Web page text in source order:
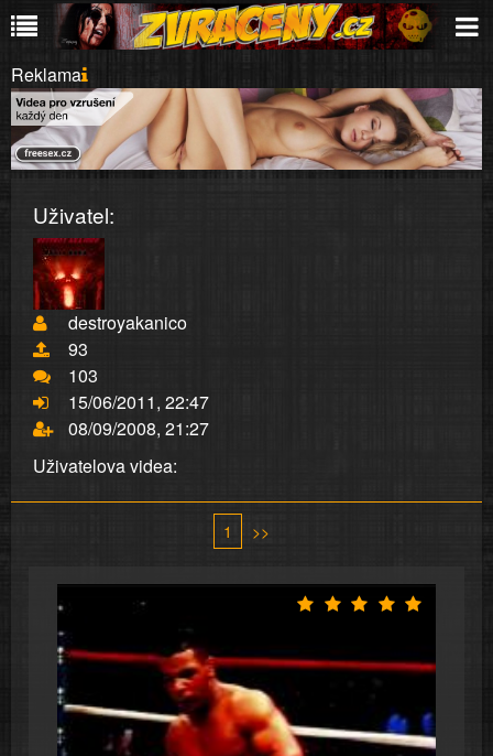
Reklama
Uživatel:
destroyakanico
93
103
15/06/2011, 22:47
08/09/2008, 21:27
Uživatelova videa:
1 >>